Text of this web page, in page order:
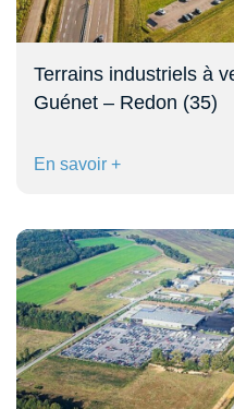
Terrains industriels à
Guénet – Redon (35)
En savoir +